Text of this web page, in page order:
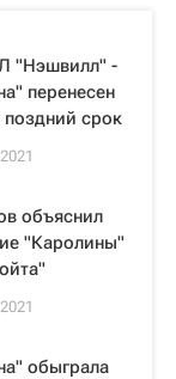
"Нэшвилл" -
перенесен
поздний срок
объяснил
"Каролины"
обыграла